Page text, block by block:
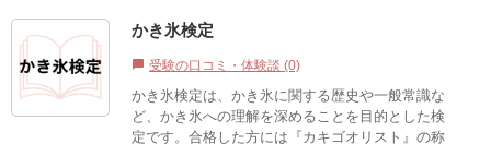
かき氷検定
chat_bubble 受験の口コミ・体験談 (0)
かき氷検定は、かき氷に関する歴史や一般常識な
ど、かき氷への理解を深めることを目的とした検
定です。合格した方には『カキゴオリスト』の称